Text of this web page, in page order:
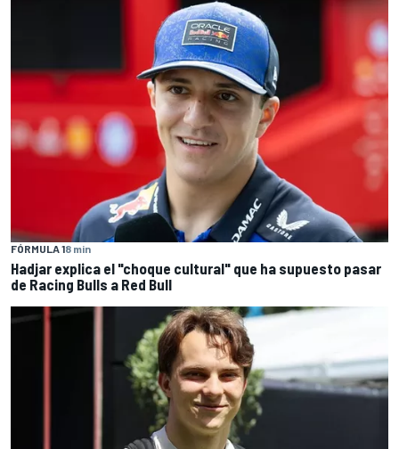
FÓRMULA 18 min
Hadjar explica el "choque cultural" que ha supuesto pasar
de Racing Bulls a Red Bull